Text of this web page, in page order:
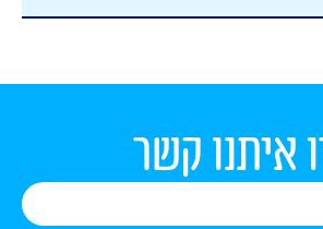
איתנו קשר